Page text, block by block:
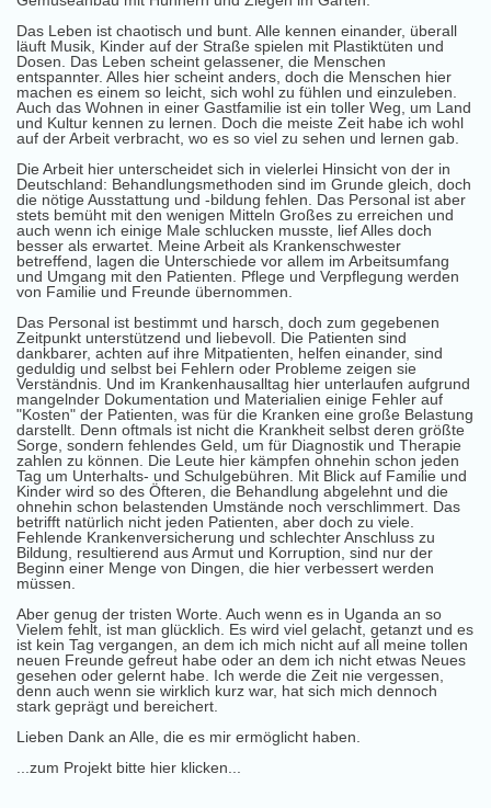
Das Leben ist chaotisch und bunt. Alle kennen einander, überall
läuft Musik, Kinder auf der Straße spielen mit Plastiktüten und
Dosen. Das Leben scheint gelassener, die Menschen
entspannter. Alles hier scheint anders, doch die Menschen hier
machen es einem so leicht, sich wohl zu fühlen und einzuleben.
Auch das Wohnen in einer Gastfamilie ist ein toller Weg, um Land
und Kultur kennen zu lernen. Doch die meiste Zeit habe ich wohl
auf der Arbeit verbracht, wo es so viel zu sehen und lernen gab.
Die Arbeit hier unterscheidet sich in vielerlei Hinsicht von der in
Deutschland: Behandlungsmethoden sind im Grunde gleich, doch
die nötige Ausstattung und -bildung fehlen. Das Personal ist aber
stets bemüht mit den wenigen Mitteln Großes zu erreichen und
auch wenn ich einige Male schlucken musste, lief Alles doch
besser als erwartet. Meine Arbeit als Krankenschwester
betreffend, lagen die Unterschiede vor allem im Arbeitsumfang
und Umgang mit den Patienten. Pflege und Verpflegung werden
von Familie und Freunde übernommen.
Das Personal ist bestimmt und harsch, doch zum gegebenen
Zeitpunkt unterstützend und liebevoll. Die Patienten sind
dankbarer, achten auf ihre Mitpatienten, helfen einander, sind
geduldig und selbst bei Fehlern oder Probleme zeigen sie
Verständnis. Und im Krankenhausalltag hier unterlaufen aufgrund
mangelnder Dokumentation und Materialien einige Fehler auf
"Kosten" der Patienten, was für die Kranken eine große Belastung
darstellt. Denn oftmals ist nicht die Krankheit selbst deren größte
Sorge, sondern fehlendes Geld, um für Diagnostik und Therapie
zahlen zu können. Die Leute hier kämpfen ohnehin schon jeden
Tag um Unterhalts- und Schulgebühren. Mit Blick auf Familie und
Kinder wird so des Öfteren, die Behandlung abgelehnt und die
ohnehin schon belastenden Umstände noch verschlimmert. Das
betrifft natürlich nicht jeden Patienten, aber doch zu viele.
Fehlende Krankenversicherung und schlechter Anschluss zu
Bildung, resultierend aus Armut und Korruption, sind nur der
Beginn einer Menge von Dingen, die hier verbessert werden
müssen.
Aber genug der tristen Worte. Auch wenn es in Uganda an so
Vielem fehlt, ist man glücklich. Es wird viel gelacht, getanzt und es
ist kein Tag vergangen, an dem ich mich nicht auf all meine tollen
neuen Freunde gefreut habe oder an dem ich nicht etwas Neues
gesehen oder gelernt habe. Ich werde die Zeit nie vergessen,
denn auch wenn sie wirklich kurz war, hat sich mich dennoch
stark geprägt und bereichert.
Lieben Dank an Alle, die es mir ermöglicht haben.
...zum Projekt bitte hier klicken...